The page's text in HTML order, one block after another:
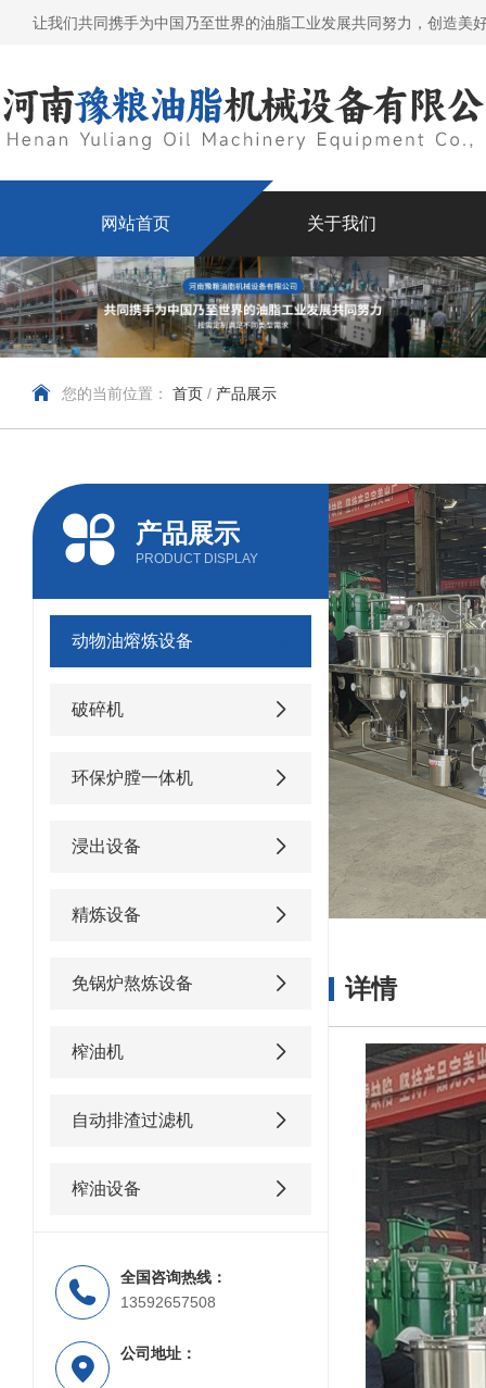
让我们共同携手为中国乃至世界的油脂工业发展共同努力，创造美
网站首页 关于我们
您的当前位置： 首页 / 产品展示
产品展示
PRODUCT DISPLAY
动物油熔炼设备
破碎机
环保炉膛一体机
浸出设备
精炼设备
免锅炉熬炼设备
榨油机
自动排渣过滤机
榨油设备
全国咨询热线：
13592657508
公司地址：
详情